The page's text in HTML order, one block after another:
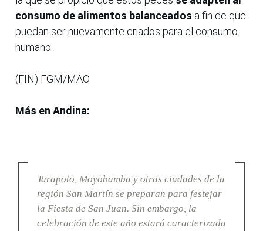
consumo de alimentos balanceados a fin de que
puedan ser nuevamente criados para el consumo
humano.
(FIN) FGM/MAO
Más en Andina:
Tarapoto, Moyobamba y otras ciudades de la
región San Martín se preparan para festejar
la Fiesta de San Juan. Sin embargo, la
celebración de este año estará caracterizada